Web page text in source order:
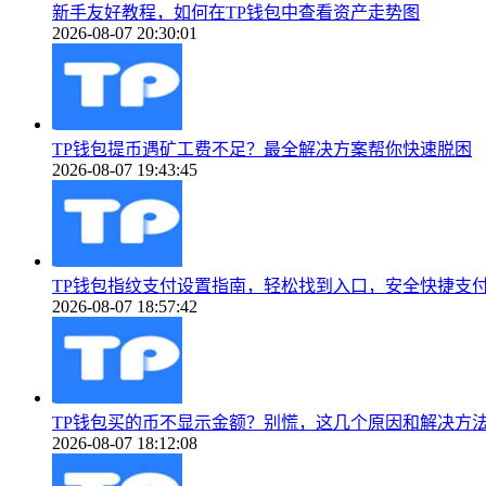
新手友好教程，如何在TP钱包中查看资产走势图
2026-08-07 20:30:01
TP钱包提币遇矿工费不足？最全解决方案帮你快速脱困
2026-08-07 19:43:45
TP钱包指纹支付设置指南，轻松找到入口，安全快捷支
2026-08-07 18:57:42
TP钱包买的币不显示金额？别慌，这几个原因和解决方
2026-08-07 18:12:08